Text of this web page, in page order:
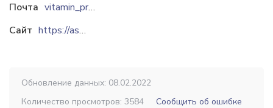
Почта
vitamin_produkt@tut.by
Сайт
https://asaloda.agroserver.ru
Обновление данных: 08.02.2022
Количество просмотров: 3584
Сообщить об ошибке